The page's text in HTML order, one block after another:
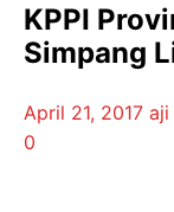
KPPI
Simpang
April 21, 2017 aji
0